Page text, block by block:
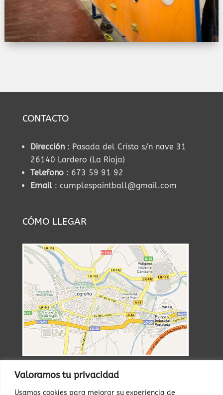
Valoramos tu privacidad
Usamos cookies para mejorar su experiencia de
CONTACTO
Dirección : Pasada del Cristo s/n nave 31
26140 Lardero (La Rioja)
Telefono : 673 59 91 92
Email : cumplespaintball@gmail.com
CÓMO LLEGAR
RESERVAS